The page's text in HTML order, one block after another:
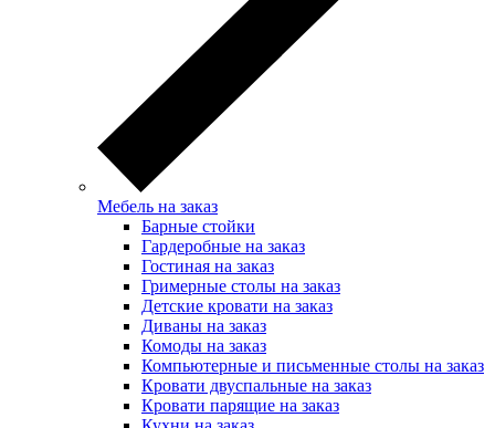
Мебель на заказ
Барные стойки
Гардеробные на заказ
Гостиная на заказ
Гримерные столы на заказ
Детские кровати на заказ
Диваны на заказ
Комоды на заказ
Компьютерные и письменные столы на заказ
Кровати двуспальные на заказ
Кровати парящие на заказ